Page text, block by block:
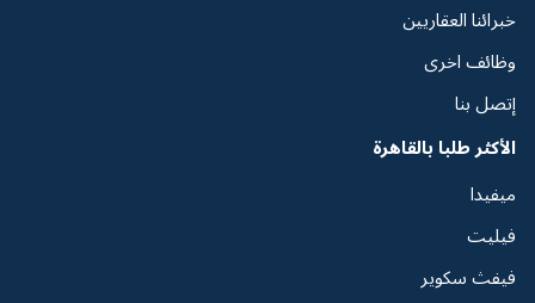
خبرائنا العقاريين
وظائف اخرى
إتصل بنا
الأكثر طلبا بالقاهرة
ميفيدا
فيليت
فيفث سكوير